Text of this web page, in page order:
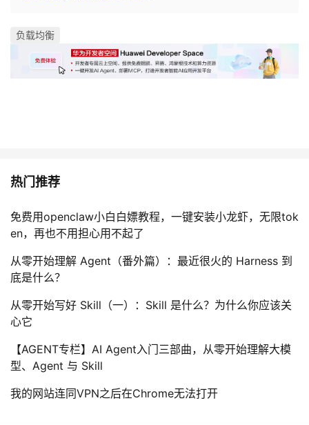
负载均衡
热门推荐
免费用openclaw小白白嫖教程，一键安装小龙虾，无限tok
en，再也不用担心用不起了
从零开始理解 Agent（番外篇）：最近很火的 Harness 到
底是什么？
从零开始写好 Skill（一）：Skill 是什么？为什么你应该关
心它
【AGENT专栏】AI Agent入门三部曲，从零开始理解大模
型、Agent 与 Skill
我的网站连同VPN之后在Chrome无法打开